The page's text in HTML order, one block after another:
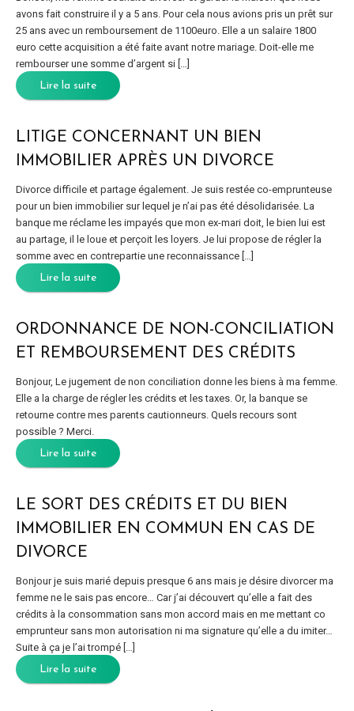
avons fait construire il y a 5 ans. Pour cela nous avions pris un prêt sur
25 ans avec un remboursement de 1100euro. Elle a un salaire 1800
euro cette acquisition a été faite avant notre mariage. Doit-elle me
rembourser une somme d’argent si […]
Lire la suite
LITIGE CONCERNANT UN BIEN
IMMOBILIER APRÈS UN DIVORCE
Divorce difficile et partage également. Je suis restée co-emprunteuse
pour un bien immobilier sur lequel je n’ai pas été désolidarisée. La
banque me réclame les impayés que mon ex-mari doit, le bien lui est
au partage, il le loue et perçoit les loyers. Je lui propose de régler la
somme avec en contrepartie une reconnaissance […]
Lire la suite
ORDONNANCE DE NON-CONCILIATION
ET REMBOURSEMENT DES CRÉDITS
Bonjour, Le jugement de non conciliation donne les biens à ma femme.
Elle a la charge de régler les crédits et les taxes. Or, la banque se
retourne contre mes parents cautionneurs. Quels recours sont
possible ? Merci.
Lire la suite
LE SORT DES CRÉDITS ET DU BIEN
IMMOBILIER EN COMMUN EN CAS DE
DIVORCE
Bonjour je suis marié depuis presque 6 ans mais je désire divorcer ma
femme ne le sais pas encore… Car j’ai découvert qu’elle a fait des
crédits à la consommation sans mon accord mais en me mettant co
emprunteur sans mon autorisation ni ma signature qu’elle a du imiter…
Suite à ça je l’ai trompé […]
Lire la suite